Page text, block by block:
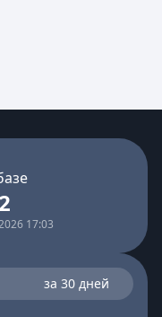
17:03
за 30 дней